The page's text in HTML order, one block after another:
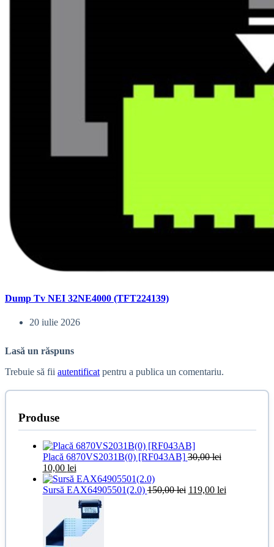
Dump Tv NEI 32NE4000 (TFT224139)
20 iulie 2026
Lasă un răspuns
Trebuie să fii autentificat pentru a publica un comentariu.
Produse
Placă 6870VS2031B(0) [RF043AB]30,00lei
Prețul
inițial
a
30,00 lei.
10,00 leiPrețul
curent
este:
10,00 lei.
Sursă EAX64905501(2.0)150,00lei Prețul
119,00 leiPrețul